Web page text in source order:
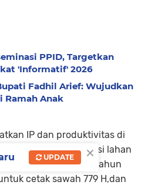
PPID, Targetkan
'Informatif' 2026
Fadhil Arief: Wujudkan
Ramah Anak
IP dan produktivitas di
optimalisasi lahan
3184 H dan pada tahun
cetak sawah 779 H,dan
×
UPDATE